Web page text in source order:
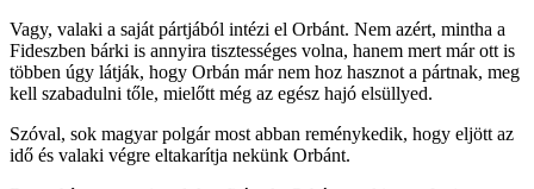
Vagy, valaki a saját pártjából intézi el Orbánt. Nem azért, mintha a
Fideszben bárki is annyira tisztességes volna, hanem mert már ott is
többen úgy látják, hogy Orbán már nem hoz hasznot a pártnak, meg
kell szabadulni tőle, mielőtt még az egész hajó elsüllyed.
Szóval, sok magyar polgár most abban reménykedik, hogy eljött az
idő és valaki végre eltakarítja nekünk Orbánt.